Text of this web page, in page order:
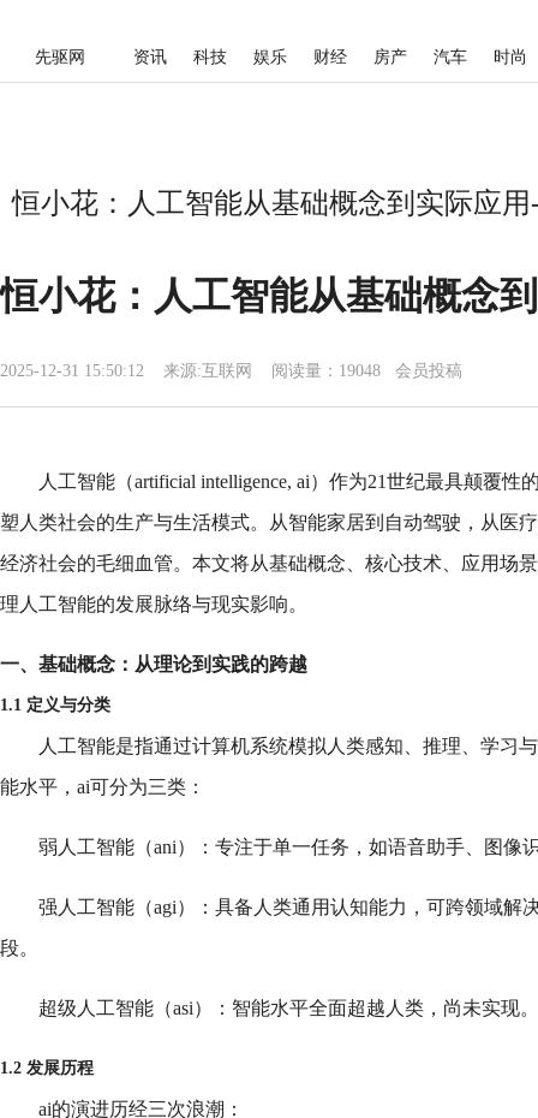
先驱网 资讯 科技 娱乐 财经 房产 汽车 时尚
恒小花：人工智能从基础概念到实际应用
恒小花：人工智能从基础概念
2025-12-31 15:50:12 来源:互联网 阅读量：19048 会员投稿
人工智能（artificial intelligence, ai）作为21世纪最具颠覆
塑人类社会的生产与生活模式。从智能家居到自动驾驶，从医
经济社会的毛细血管。本文将从基础概念、核心技术、应用场
理人工智能的发展脉络与现实影响。
一、基础概念：从理论到实践的跨越
1.1 定义与分类
人工智能是指通过计算机系统模拟人类感知、推理、学习
能水平，ai可分为三类：
弱人工智能（ani）：专注于单一任务，如语音助手、图像
强人工智能（agi）：具备人类通用认知能力，可跨领域解
段。
超级人工智能（asi）：智能水平全面超越人类，尚未实现。
1.2 发展历程
ai的演进历经三次浪潮：